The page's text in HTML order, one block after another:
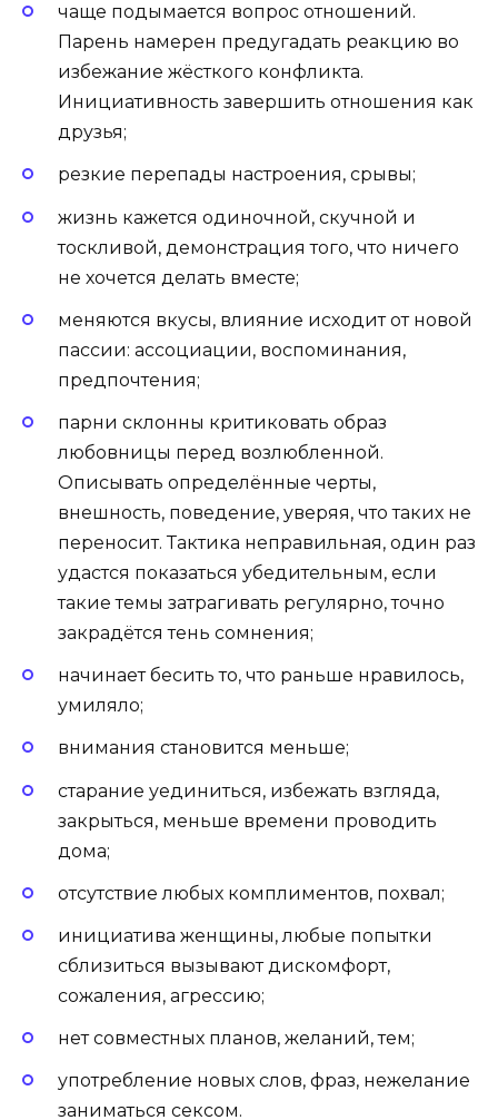
чаще подымается вопрос отношений.
Парень намерен предугадать реакцию во
избежание жёсткого конфликта.
Инициативность завершить отношения как
друзья;
резкие перепады настроения, срывы;
жизнь кажется одиночной, скучной и
тоскливой, демонстрация того, что ничего
не хочется делать вместе;
меняются вкусы, влияние исходит от новой
пассии: ассоциации, воспоминания,
предпочтения;
парни склонны критиковать образ
любовницы перед возлюбленной.
Описывать определённые черты,
внешность, поведение, уверяя, что таких не
переносит. Тактика неправильная, один раз
удастся показаться убедительным, если
такие темы затрагивать регулярно, точно
закрадётся тень сомнения;
начинает бесить то, что раньше нравилось,
умиляло;
внимания становится меньше;
старание уединиться, избежать взгляда,
закрыться, меньше времени проводить
дома;
отсутствие любых комплиментов, похвал;
инициатива женщины, любые попытки
сблизиться вызывают дискомфорт,
сожаления, агрессию;
нет совместных планов, желаний, тем;
употребление новых слов, фраз, нежелание
заниматься сексом.